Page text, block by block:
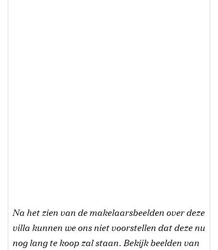
Na het zien van de makelaarsbeelden over deze
villa kunnen we ons niet voorstellen dat deze nu
nog lang te koop zal staan. Bekijk beelden van